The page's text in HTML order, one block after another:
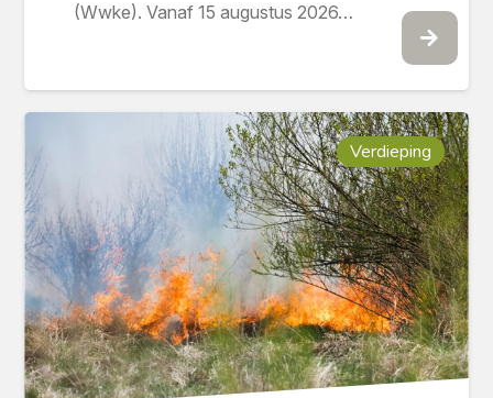
(Wwke). Vanaf 15 augustus 2026…
Verdieping